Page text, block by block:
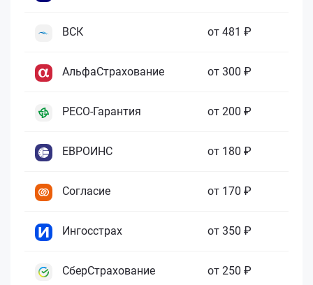
ВСК от 481 ₽
АльфаСтрахование от 300 ₽
РЕСО-Гарантия от 200 ₽
ЕВРОИНС от 180 ₽
Согласие от 170 ₽
Ингосстрах от 350 ₽
СберСтрахование от 250 ₽